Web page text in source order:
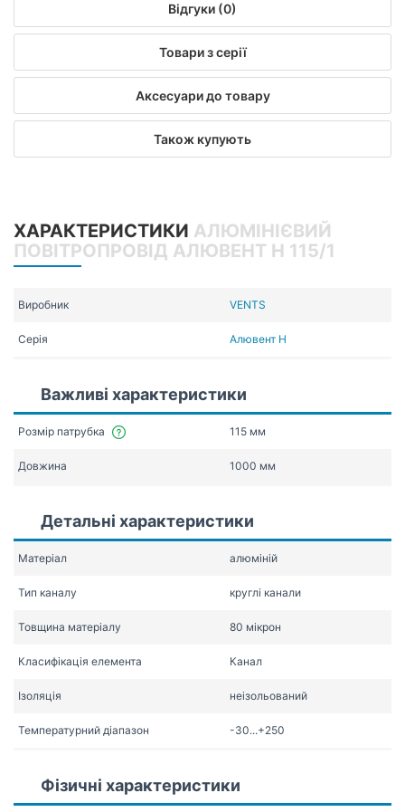
Відгуки (0)
Товари з серії
Аксесуари до товару
Також купують
ХАРАКТЕРИСТИКИ АЛЮМІНІЄВИЙ
ПОВІТРОПРОВІД АЛЮВЕНТ Н 115/1
Виробник VENTS
Серія Алювент Н
Важливі характеристики
Розмір патрубка 115 мм
Довжина 1000 мм
Детальні характеристики
Матеріал алюміній
Тип каналу круглі канали
Товщина матеріалу 80 мікрон
Класифікація елемента Канал
Ізоляція неізольований
Температурний діапазон -30...+250
Фізичні характеристики